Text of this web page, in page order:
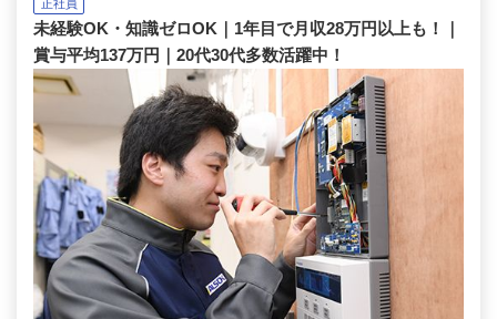
正社員
未経験OK・知識ゼロOK｜1年目で月収28万円以上も！｜
賞与平均137万円｜20代30代多数活躍中！